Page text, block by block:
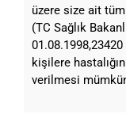
üzere size ait
(TC Sağlık
kişilere
verilmesi